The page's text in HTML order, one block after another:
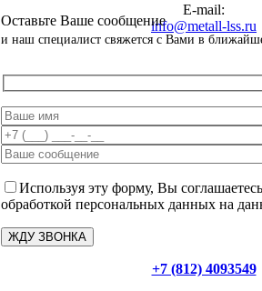
E-mail:
info@metall-lss.ru
Оставьте Ваше сообщение
и наш специалист свяжется с Вами в
Используя эту форму, Вы
обработкой персональных данных на
+7 (812) 4093549